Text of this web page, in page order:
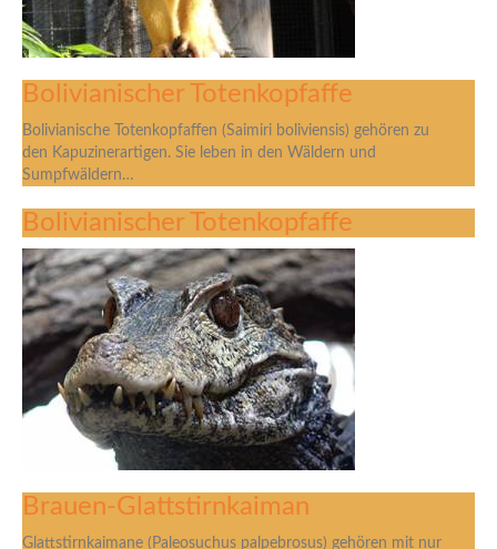
Bolivianischer Totenkopfaffe
Bolivianische Totenkopfaffen (Saimiri boliviensis) gehören zu
den Kapuzinerartigen. Sie leben in den Wäldern und
Sumpfwäldern…
Bolivianischer Totenkopfaffe
Brauen-Glattstirnkaiman
Glattstirnkaimane (Paleosuchus palpebrosus) gehören mit nur